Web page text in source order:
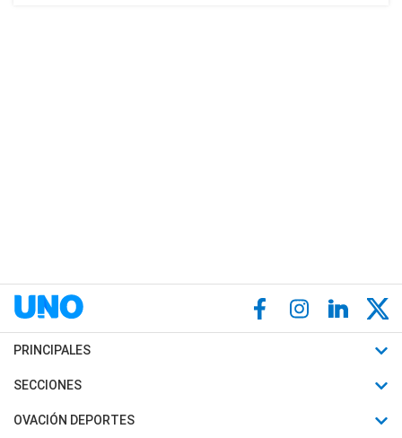
PRINCIPALES
Últimas Noticias
Política
SECCIONES
Horóscopo
OVACIÓN DEPORTES